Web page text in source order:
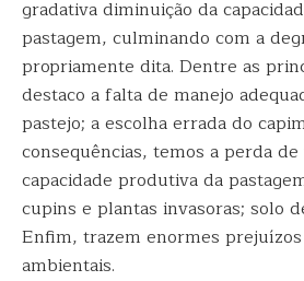
gradativa diminuição da
pastagem, culminando com a
propriamente dita. Dentre as
destaco a falta de manejo
pastejo; a escolha errada do
consequências, temos a perda
capacidade produtiva da
cupins e plantas invasoras; solo
Enfim, trazem enormes
ambientais.